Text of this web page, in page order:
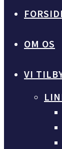
OM OS
VI